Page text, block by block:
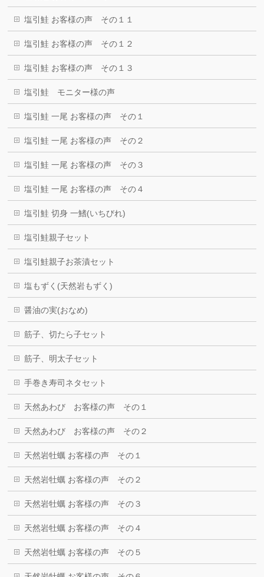
塩引鮭 お客様の声 その１１
塩引鮭 お客様の声 その１２
塩引鮭 お客様の声 その１３
塩引鮭 モニター様の声
塩引鮭 一尾 お客様の声 その１
塩引鮭 一尾 お客様の声 その２
塩引鮭 一尾 お客様の声 その３
塩引鮭 一尾 お客様の声 その４
塩引鮭 切身 一鰭(いちびれ)
塩引鮭親子セット
塩引鮭親子お茶漬セット
塩もずく(天然岩もずく)
醤油の実(おなめ)
筋子、切たら子セット
筋子、明太子セット
手巻き寿司ネタセット
天然あわび お客様の声 その１
天然あわび お客様の声 その２
天然岩牡蠣 お客様の声 その１
天然岩牡蠣 お客様の声 その２
天然岩牡蠣 お客様の声 その３
天然岩牡蠣 お客様の声 その４
天然岩牡蠣 お客様の声 その５